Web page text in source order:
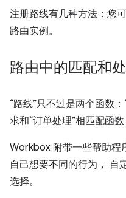
注册路线有几种方法：您
路由实例。
路由中的匹配和
“路线”只不过是两个函数
求和“订单处理”相匹配函
Workbox 附带一些帮助程
自己想要不同的行为， 自
选择。